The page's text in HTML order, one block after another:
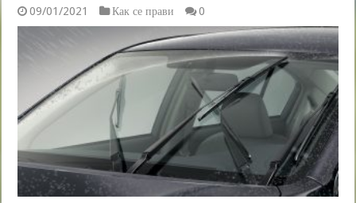
09/01/2021 Как се прави 0